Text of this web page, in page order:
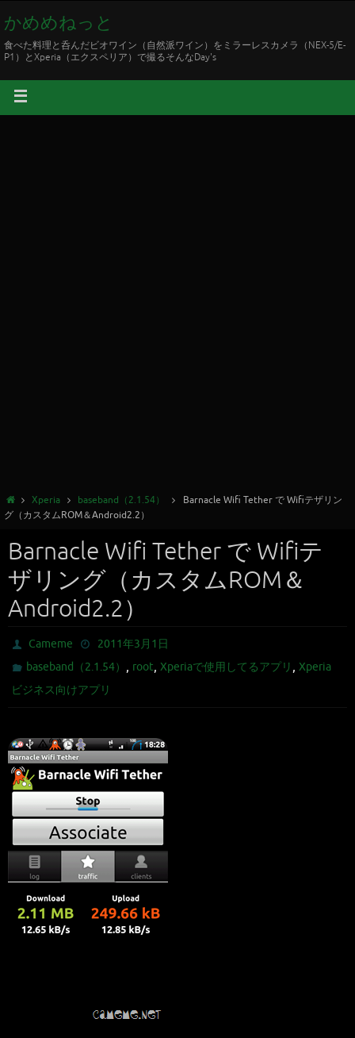
かめめねっと
食べた料理と呑んだビオワイン（自然派ワイン）をミラーレスカメラ（NEX-5/E-
P1）とXperia（エクスペリア）で撮るそんなDay's
Xperia baseband（2.1.54）
Barnacle Wifi Tether で Wifiテザリン
グ（カスタムROM＆Android2.2）
Barnacle Wifi Tether で Wifiテ
ザリング（カスタムROM＆
Android2.2）
Cameme
2011年3月1日
baseband（2.1.54） , root,Xperiaで使用してるアプリ ,Xperia
ビジネス向けアプリ